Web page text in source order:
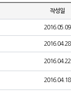
작성일
2016.05.09
2016.04.28
2016.04.22
2016.04.18